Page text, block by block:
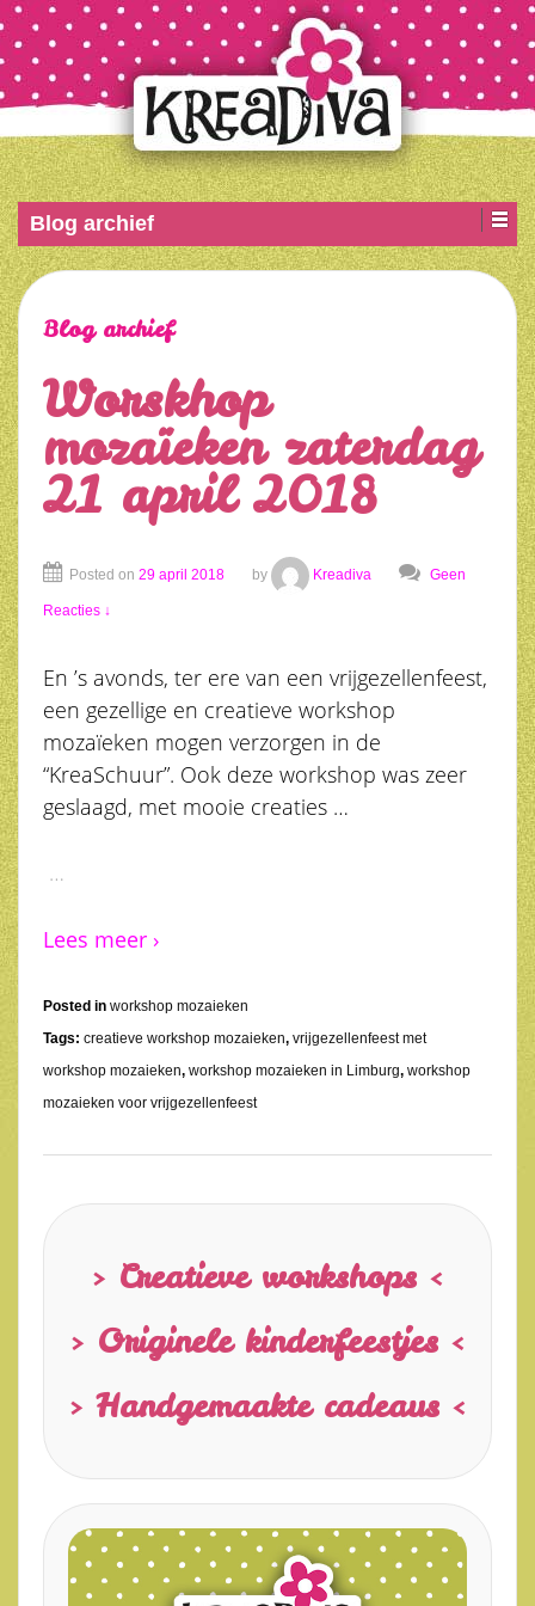
Blog archief
Blog archief
Worskhop
mozaïeken zaterdag
21 april 2018
Posted on 29 april 2018 by Kreadiva Geen
Reacties ↓
En ’s avonds, ter ere van een vrijgezellenfeest,
een gezellige en creatieve workshop
mozaïeken mogen verzorgen in de
“KreaSchuur”. Ook deze workshop was zeer
geslaagd, met mooie creaties …
…
Lees meer ›
Posted in workshop mozaieken
Tags: creatieve workshop mozaieken, vrijgezellenfeest met
workshop mozaieken, workshop mozaieken in Limburg, workshop
mozaieken voor vrijgezellenfeest
> Creatieve workshops <
> Originele kinderfeestjes <
> Handgemaakte cadeaus <